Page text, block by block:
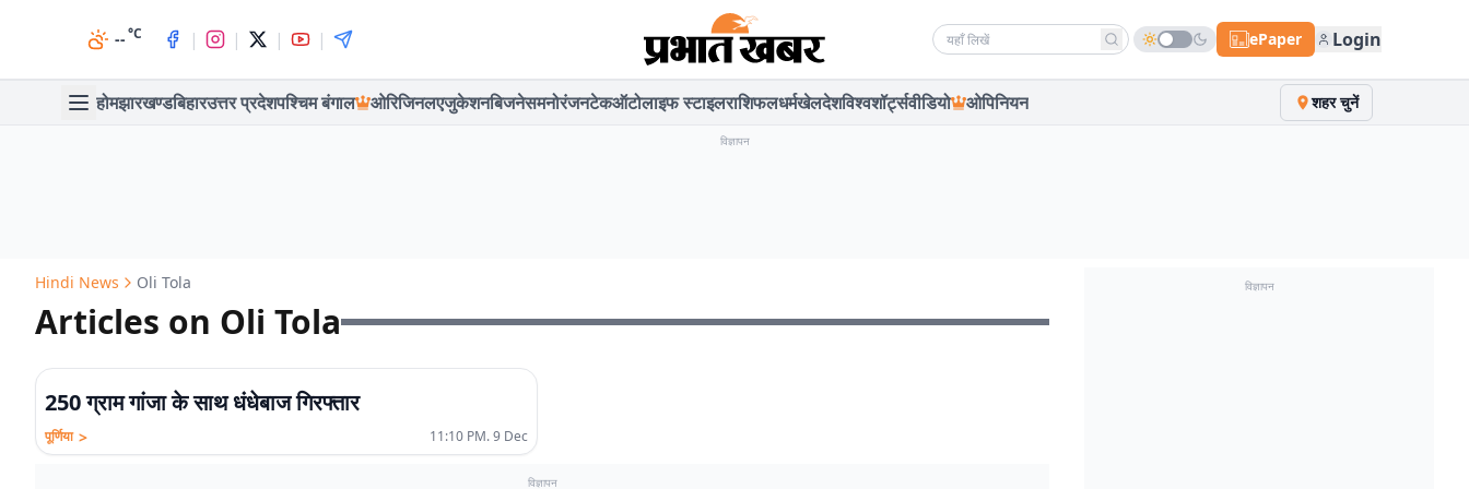
--°C | | | | Search news ePaper Login
होमझारखण्डबिहारउत्तर प्रदेशपश्चिम बंगाल ओरिजिनलएजुकेशनबिजनेसमनोरंजनटेकऑटोलाइफ स्टाइलराशिफलधर्मखेलदेशविश्वशॉर्ट्सवीडियो ओपिनियन शहर चुनें
विज्ञापन
Hindi News Oli Tola
Articles on Oli Tola
250 ग्राम गांजा के साथ धंधेबाज गिरफ्तार
पूर्णिया > 11:10 PM. 9 Dec
विज्ञापन
विज्ञापन